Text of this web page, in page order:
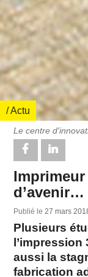
/ Actu
Le centre
Publié le 27 mars
Plusieurs
l’impression
aussi la
fabrication